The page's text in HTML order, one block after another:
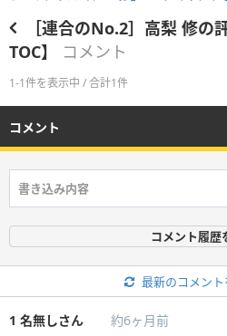
［連合のNo.2］高梨 修の
TOC】
コメント
1-1件を表示中 / 合計1件
コメント
コメント履歴
最新のコメン
1 名無しさん 約6ヶ月前